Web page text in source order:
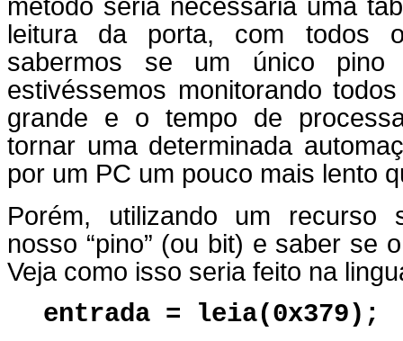
método seria necessária uma
leitura da porta, com todos
sabermos se um único
estivéssemos monitorando
grande e o tempo de
tornar uma determinada
por um PC um pouco mais lento
Porém, utilizando um recurso
nosso “pino” (ou bit) e saber se
Veja como isso seria feito na
entrada = leia(0x379);